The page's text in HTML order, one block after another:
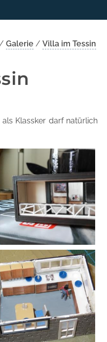
Galerie / Villa im Tessin
als Klassker darf natürlich
20170219152636-00.jpg